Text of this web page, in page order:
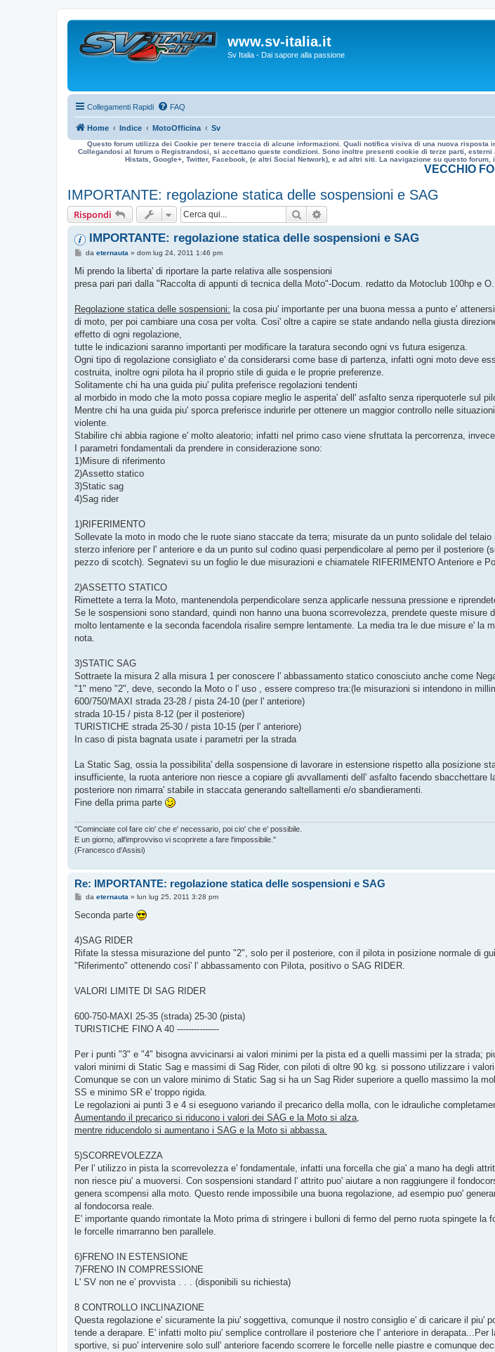
www.sv-italia.it
Sv Italia - Dai sapore alla passione
Collegamenti Rapidi FAQ
Home Indice MotoOfficina Sv
Questo forum utilizza dei Cookie per tenere traccia di alcune informazioni. Quali notifica visiva di una nuova
Collegandosi al forum o Registrandosi, si accettano queste condizioni. Sono inoltre presenti cookie di terze parti,
Histats, Google+, Twitter, Facebook, (e altri Social Network), e ad altri siti. La navigazione su questo
VECCHIO
IMPORTANTE: regolazione statica delle sospensioni e SAG
Rispondi Cerca
IMPORTANTE: regolazione statica delle sospensioni e SAG
M
s
a
i
o
da eternauta » dom lug 24, 2011 1:46 pm
Mi prendo la liberta' di riportare la parte relativa alle sospensioni
presa pari pari dalla "Raccolta di appunti di tecnica della Moto"-Docum. redatto da Motoclub 100hp e
Regolazione statica delle sospensioni: la cosa piu' importante per una buona messa a punto e'
di moto, per poi cambiare una cosa per volta. Cosi' oltre a capire se state andando nella giusta
effetto di ogni regolazione,
tutte le indicazioni saranno importanti per modificare la taratura secondo ogni vs futura esigenza.
Ogni tipo di regolazione consigliato e' da considerarsi come base di partenza, infatti ogni moto deve
costruita, inoltre ogni pilota ha il proprio stile di guida e le proprie preferenze.
Solitamente chi ha una guida piu' pulita preferisce regolazioni tendenti
al morbido in modo che la moto possa copiare meglio le asperita' dell' asfalto senza riperquoterle sul
Mentre chi ha una guida piu' sporca preferisce indurirle per ottenere un maggior controllo nelle
violente.
Stabilire chi abbia ragione e' molto aleatorio; infatti nel primo caso viene sfruttata la percorrenza,
I parametri fondamentali da prendere in considerazione sono:
1)Misure di riferimento
2)Assetto statico
3)Static sag
4)Sag rider
1)RIFERIMENTO
Sollevate la moto in modo che le ruote siano staccate da terra; misurate da un punto solidale del
sterzo inferiore per l' anteriore e da un punto sul codino quasi perpendicolare al perno per il posteriore
pezzo di scotch). Segnatevi su un foglio le due misurazioni e chiamatele RIFERIMENTO Anteriore e
2)ASSETTO STATICO
Rimettete a terra la Moto, mantenendola perpendicolare senza applicarle nessuna pressione e
Se le sospensioni sono standard, quindi non hanno una buona scorrevolezza, prendete queste misure
molto lentamente e la seconda facendola risalire sempre lentamente. La media tra le due misure e' la
nota.
3)STATIC SAG
Sottraete la misura 2 alla misura 1 per conoscere l' abbassamento statico conosciuto anche come
"1" meno "2", deve, secondo la Moto o l' uso , essere compreso tra:(le misurazioni si intendono in
600/750/MAXI strada 23-28 / pista 24-10 (per l' anteriore)
strada 10-15 / pista 8-12 (per il posteriore)
TURISTICHE strada 25-30 / pista 10-15 (per l' anteriore)
In caso di pista bagnata usate i parametri per la strada
La Static Sag, ossia la possibilita' della sospensione di lavorare in estensione rispetto alla posizione
insufficiente, la ruota anteriore non riesce a copiare gli avvallamenti dell' asfalto facendo sbacchettare
posteriore non rimarra' stabile in staccata generando saltellamenti e/o sbandieramenti.
Fine della prima parte
"Cominciate col fare cio' che e' necessario, poi cio' che e' possibile.
E un giorno, all'improvviso vi scoprirete a fare l'impossibile."
(Francesco d'Assisi)
Re: IMPORTANTE: regolazione statica delle sospensioni e SAG
M
s
g
i
o
da eternauta» lun lug 25, 2011 3:28 pm
Seconda parte
4)SAG RIDER
Rifate la stessa misurazione del punto "2", solo per il posteriore, con il pilota in posizione normale di
"Riferimento" ottenendo cosi' l' abbassamento con Pilota, positivo o SAG RIDER.
VALORI LIMITE DI SAG RIDER
600-750-MAXI 25-35 (strada) 25-30 (pista)
TURISTICHE FINO A 40 ---------------
Per i punti "3" e "4" bisogna avvicinarsi ai valori minimi per la pista ed a quelli massimi per la strada;
valori minimi di Static Sag e massimi di Sag Rider, con piloti di oltre 90 kg. si possono utilizzare i
Comunque se con un valore minimo di Static Sag si ha un Sag Rider superiore a quello massimo la
SS e minimo SR e' troppo rigida.
Le regolazioni ai punti 3 e 4 si eseguono variando il precarico della molla, con le idrauliche
Aumentando il precarico si riducono i valori dei SAG e la Moto si alza,
mentre riducendolo si aumentano i SAG e la Moto si abbassa.
5)SCORREVOLEZZA
Per l' utilizzo in pista la scorrevolezza e' fondamentale, infatti una forcella che gia' a mano ha degli
non riesce piu' a muoversi. Con sospensioni standard l' attrito puo' aiutare a non raggiungere il
genera scompensi alla moto. Questo rende impossibile una buona regolazione, ad esempio puo'
al fondocorsa reale.
E' importante quando rimontate la Moto prima di stringere i bulloni di fermo del perno ruota spingete la
le forcelle rimarranno ben parallele.
6)FRENO IN ESTENSIONE
7)FRENO IN COMPRESSIONE
L' SV non ne e' provvista . . . (disponibili su richiesta)
8 CONTROLLO INCLINAZIONE
Questa regolazione e' sicuramente la piu' soggettiva, comunque il nostro consiglio e' di caricare il piu'
tende a derapare. E' infatti molto piu' semplice controllare il posteriore che l' anteriore in derapata...Per
sportive, si puo' intervenire solo sull' anteriore facendo scorrere le forcelle nelle piastre e comunque